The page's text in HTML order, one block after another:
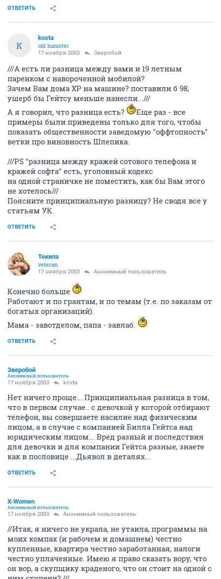
ОТВЕТИТЬ
K
kosta
old hamster
17 ноября 2003 Зверобой
///А есть ли разница между вами и 19 летным
паренком с навороченной мобилой?
Зачем Вам дома XP на машине? поставили б 98,
ушерб бы Гейтсу меньше нанесли...///
А я говорил, что разница есть?
Еще раз - все
примеры были приведены только для того, чтобы
показать общественности заведомую "оффтопность"
ветки про виновность Шлепика.
///PS "разница между кражей сотового телефона и
кражей софта" есть, уголовный кодекс
на одной страничке не поместить, как бы Вам этого
не хотелось///
Поясните принципиальную разницу? Не сводя все у
статьям УК.
ОТВЕТИТЬ
Текила
veteran
17 ноября 2003 Анонимный пользователь
Конечно больше
Работают и по грантам, и по темам (т.е. по заказам от
богатых организаций).
Мама - завотделом, папа - завлаб.
ОТВЕТИТЬ
Зверобой
Анонимный пользователь
17 ноября 2003 kosta
Нет ничего проще... Принципиальная разница в том,
что в первом случае.. с девочкой у которой отбирают
телефон, вы совершаете насилие над физическим
лицом, а в случае с компанией Билла Гейтса над
юридическим лицом... Вред разный и последствия
для девочки и для компании Гейтса разные, знаете
как в пословице ...Дьявол в деталях...
ОТВЕТИТЬ
X-Women
Анонимный пользователь
17 ноября 2003 Анонимный пользователь
//Итак, я ничего не украла, не утаила, программы на
моих компах (и рабочем и домашнем) честно
купленные, квартира честно заработанная, налоги
честно уплаченные. Имею я право сказать вору, что
он вор, а скупщику краденого, что он стоит на одной с